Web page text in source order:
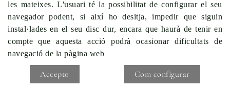
les mateixes. L'usuari té la possibilitat de configurar el seu
navegador podent, si així ho desitja, impedir que siguin
instal·lades en el seu disc dur, encara que haurà de tenir en
compte que aquesta acció podrà ocasionar dificultats de
navegació de la pàgina web
Accepto Com configurar